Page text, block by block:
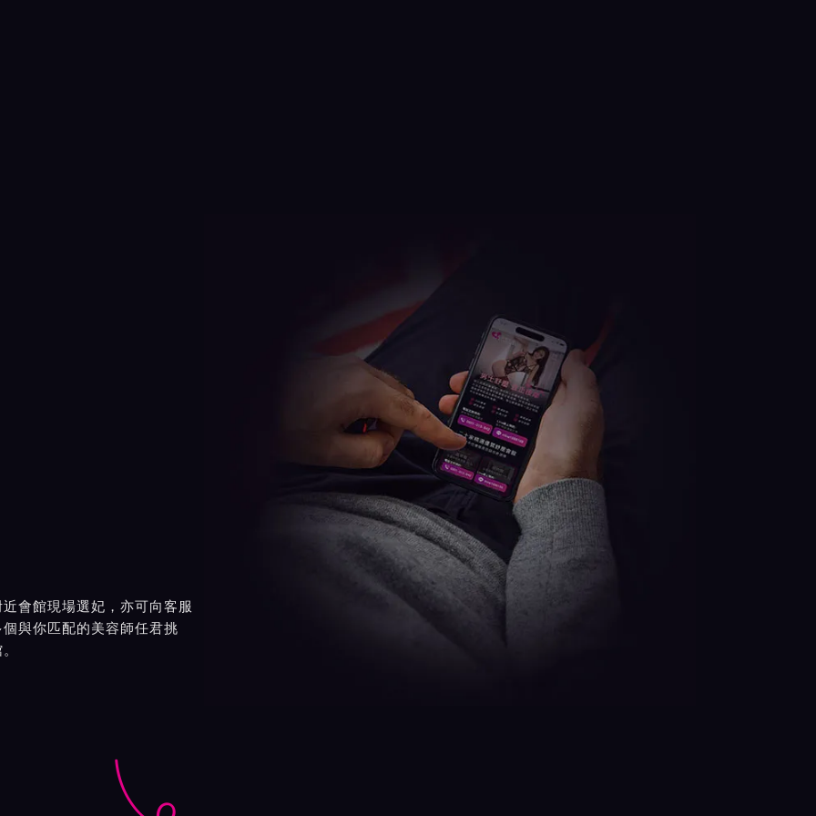
會館現場選妃，亦可向客服
與你匹配的美容師任君挑